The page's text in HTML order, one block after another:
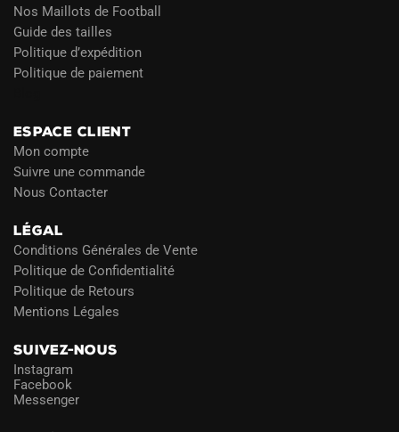
Nos Maillots de Football
Guide des tailles
Politique d’expédition
Politique de paiement
ESPACE CLIENT
Mon compte
Suivre une commande
Nous Contacter
LÉGAL
Conditions Générales de Vente
Politique de Confidentialité
Politique de Retours
Mentions Légales
SUIVEZ-NOUS
Instagram
Facebook
Messenger